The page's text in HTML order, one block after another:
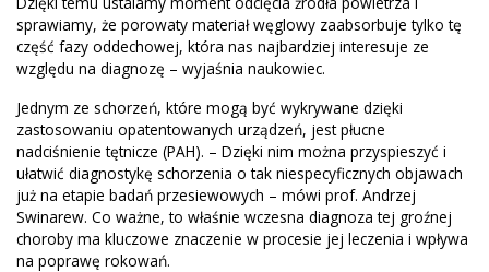
sprawiamy, że porowaty materiał węglowy zaabsorbuje tylko tę
część fazy oddechowej, która nas najbardziej interesuje ze
względu na diagnozę – wyjaśnia naukowiec.
Jednym ze schorzeń, które mogą być wykrywane dzięki
zastosowaniu opatentowanych urządzeń, jest płucne
nadciśnienie tętnicze (PAH). – Dzięki nim można przyspieszyć i
ułatwić diagnostykę schorzenia o tak niespecyficznych objawach
już na etapie badań przesiewowych – mówi prof. Andrzej
Swinarew. Co ważne, to właśnie wczesna diagnoza tej groźnej
choroby ma kluczowe znaczenie w procesie jej leczenia i wpływa
na poprawę rokowań.